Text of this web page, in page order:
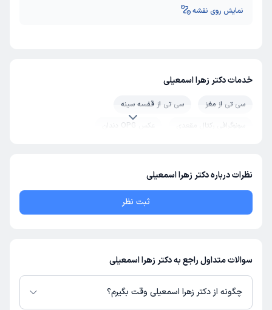
نمایش روی نقشه
خدمات دکتر زهرا اسمعیلی
سی تی از مغز
سی تی از قفسه سینه
سونوگرافی رکتال مقعدی
عکس OPG دندان
نظرات درباره دکتر زهرا اسمعیلی
ثبت نظر
سوالات متداول راجع به دکتر زهرا اسمعیلی
چگونه از دکتر زهرا اسمعیلی وقت بگیرم؟